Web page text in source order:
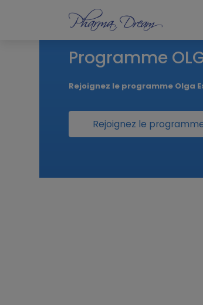
Programme
Rejoignez le programme Olga
Rejoignez le